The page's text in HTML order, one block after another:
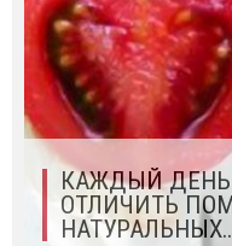
КАЖДЫЙ
ОТЛИЧИТЬ